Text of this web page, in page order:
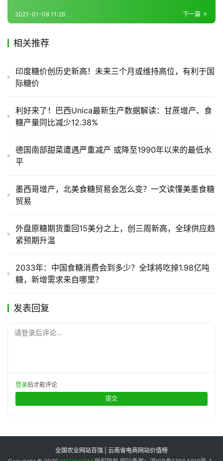
道
业
链
产
储
运
下一篇
2021-01-08 11:26
相关推荐
印度糖价创历史新高！未来三个月或维持高位，有利于国
际糖价
利好来了！巴西Unica最新生产数据解读：甘蔗增产、食
糖产量同比减少12.38%
德国南部甜菜遭遇严重减产 或降至1990年以来的最低水
平
墨西哥增产，北美食糖贸易会怎么变？一文读懂美墨食糖
贸易
外盘原糖期货重回15美分之上，创三周新高，全球供应趋
紧预期升温
2033年：中国食糖消费会到多少？全球将吃掉1.98亿吨
糖，新增需求来自哪里？
发表回复
请登录后评论...
登录后才能评论
提交
全国农业网站百强 | 云南省电商网站价值榜